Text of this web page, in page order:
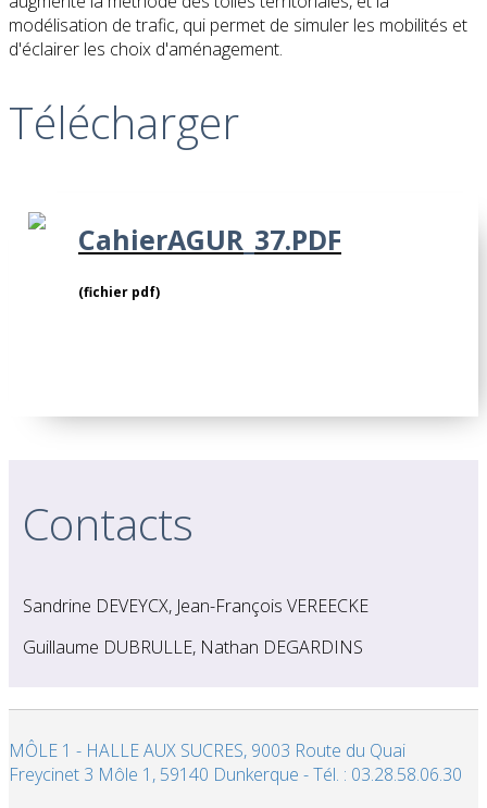
modélisation de trafic, qui permet de simuler les mobilités et
d'éclairer les choix d'aménagement.
Télécharger
CahierAGUR_37.PDF
(fichier pdf)
Contacts
Sandrine DEVEYCX, Jean-François VEREECKE
Guillaume DUBRULLE, Nathan DEGARDINS
MÔLE 1 - HALLE AUX SUCRES, 9003 Route du Quai
Freycinet 3 Môle 1, 59140 Dunkerque - Tél. : 03.28.58.06.30